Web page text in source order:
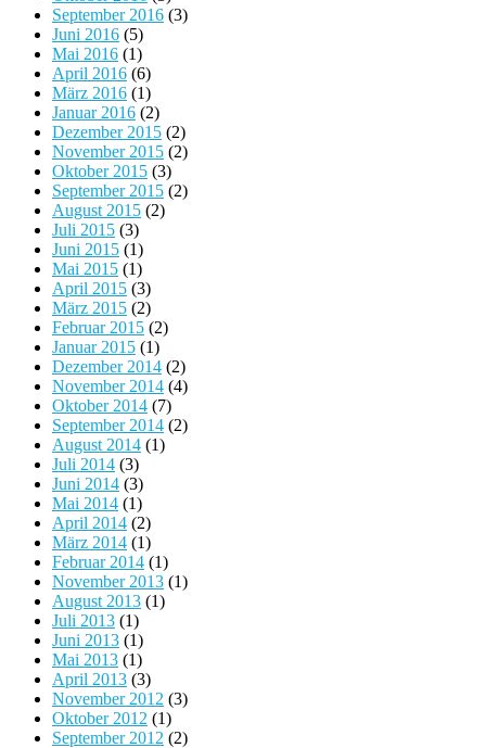
September 2016 (3)
Juni 2016 (5)
Mai 2016 (1)
April 2016 (6)
März 2016 (1)
Januar 2016 (2)
Dezember 2015 (2)
November 2015 (2)
Oktober 2015 (3)
September 2015 (2)
August 2015 (2)
Juli 2015 (3)
Juni 2015 (1)
Mai 2015 (1)
April 2015 (3)
März 2015 (2)
Februar 2015 (2)
Januar 2015 (1)
Dezember 2014 (2)
November 2014 (4)
Oktober 2014 (7)
September 2014 (2)
August 2014 (1)
Juli 2014 (3)
Juni 2014 (3)
Mai 2014 (1)
April 2014 (2)
März 2014 (1)
Februar 2014 (1)
November 2013 (1)
August 2013 (1)
Juli 2013 (1)
Juni 2013 (1)
Mai 2013 (1)
April 2013 (3)
November 2012 (3)
Oktober 2012 (1)
September 2012 (2)